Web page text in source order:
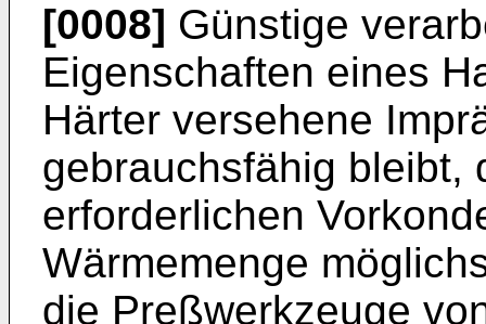
[0008] Günstige
Eigenschaften eines
Härter versehene
gebrauchsfähig bleibt,
erforderlichen
Wärmemenge
die Preßwerkzeuge